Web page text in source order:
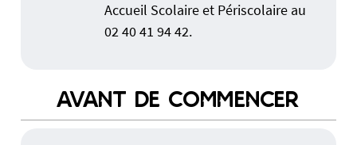
Accueil Scolaire et Périscolaire au
02 40 41 94 42.
AVANT DE COMMENCER